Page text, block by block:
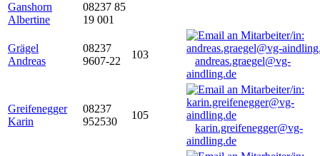
Ganshorn
Albertine
08237 85
19 001
Grägel
Andreas
08237
9607-22
103
andreas.graegel@vg-
aindling.de
Greifenegger
Karin
08237
952530
105
karin.greifenegger@vg-
aindling.de